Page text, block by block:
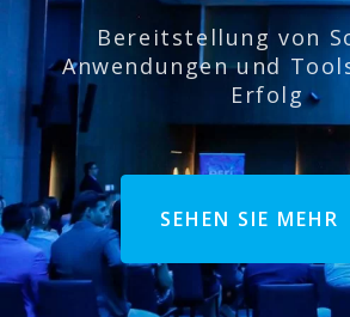
SEHEN SIE MEHR
Bereitstellung von
Anwendungen und
Erfolg